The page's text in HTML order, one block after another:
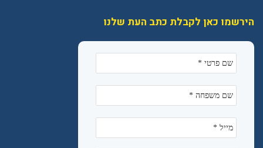
הירשמו כאן לקבלת כתב העת שלנו